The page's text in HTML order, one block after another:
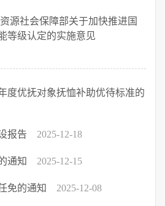
源社会保障部关于加快推进国
等级认定的实施意见
度优抚对象抚恤补助优待标准的
报告 2025-12-18
通知 2025-12-15
免的通知 2025-12-08